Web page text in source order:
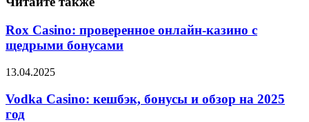
Rox Casino: проверенное онлайн-казино с
щедрыми бонусами
13.04.2025
Vodka Casino: кешбэк, бонусы и обзор на 2025
год